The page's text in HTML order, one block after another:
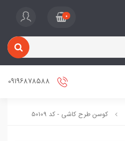
0
کوسن طرح کاشی - کد 50109